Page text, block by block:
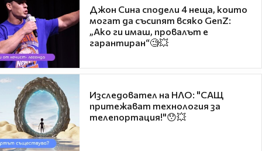
Джон Сина сподели 4 неща, които
могат да съсипят всяко GenZ:
„Ако ги имаш, провалът е
гарантиран“🧐💥
Изследовател на НЛО: "САЩ
притежават технология за
телепортация!"😯💥